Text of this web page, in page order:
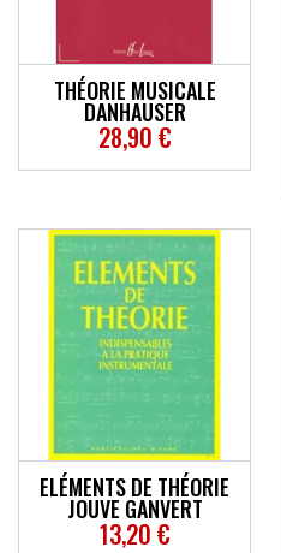
THÉORIE MUSICALE
DANHAUSER
28,90 €
ELÉMENTS DE THÉORIE
JOUVE GANVERT
13,20 €